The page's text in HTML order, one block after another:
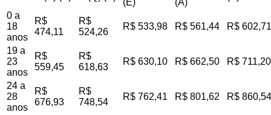
(E)
(A)
0 a
18
anos
R$
474,11
R$
524,26
R$ 533,98 R$ 561,44 R$ 602,71
19 a
23
anos
R$
559,45
R$
618,63
R$ 630,10 R$ 662,50 R$ 711,20
24 a
28
anos
R$
676,93
R$
748,54
R$ 762,41 R$ 801,62 R$ 860,54